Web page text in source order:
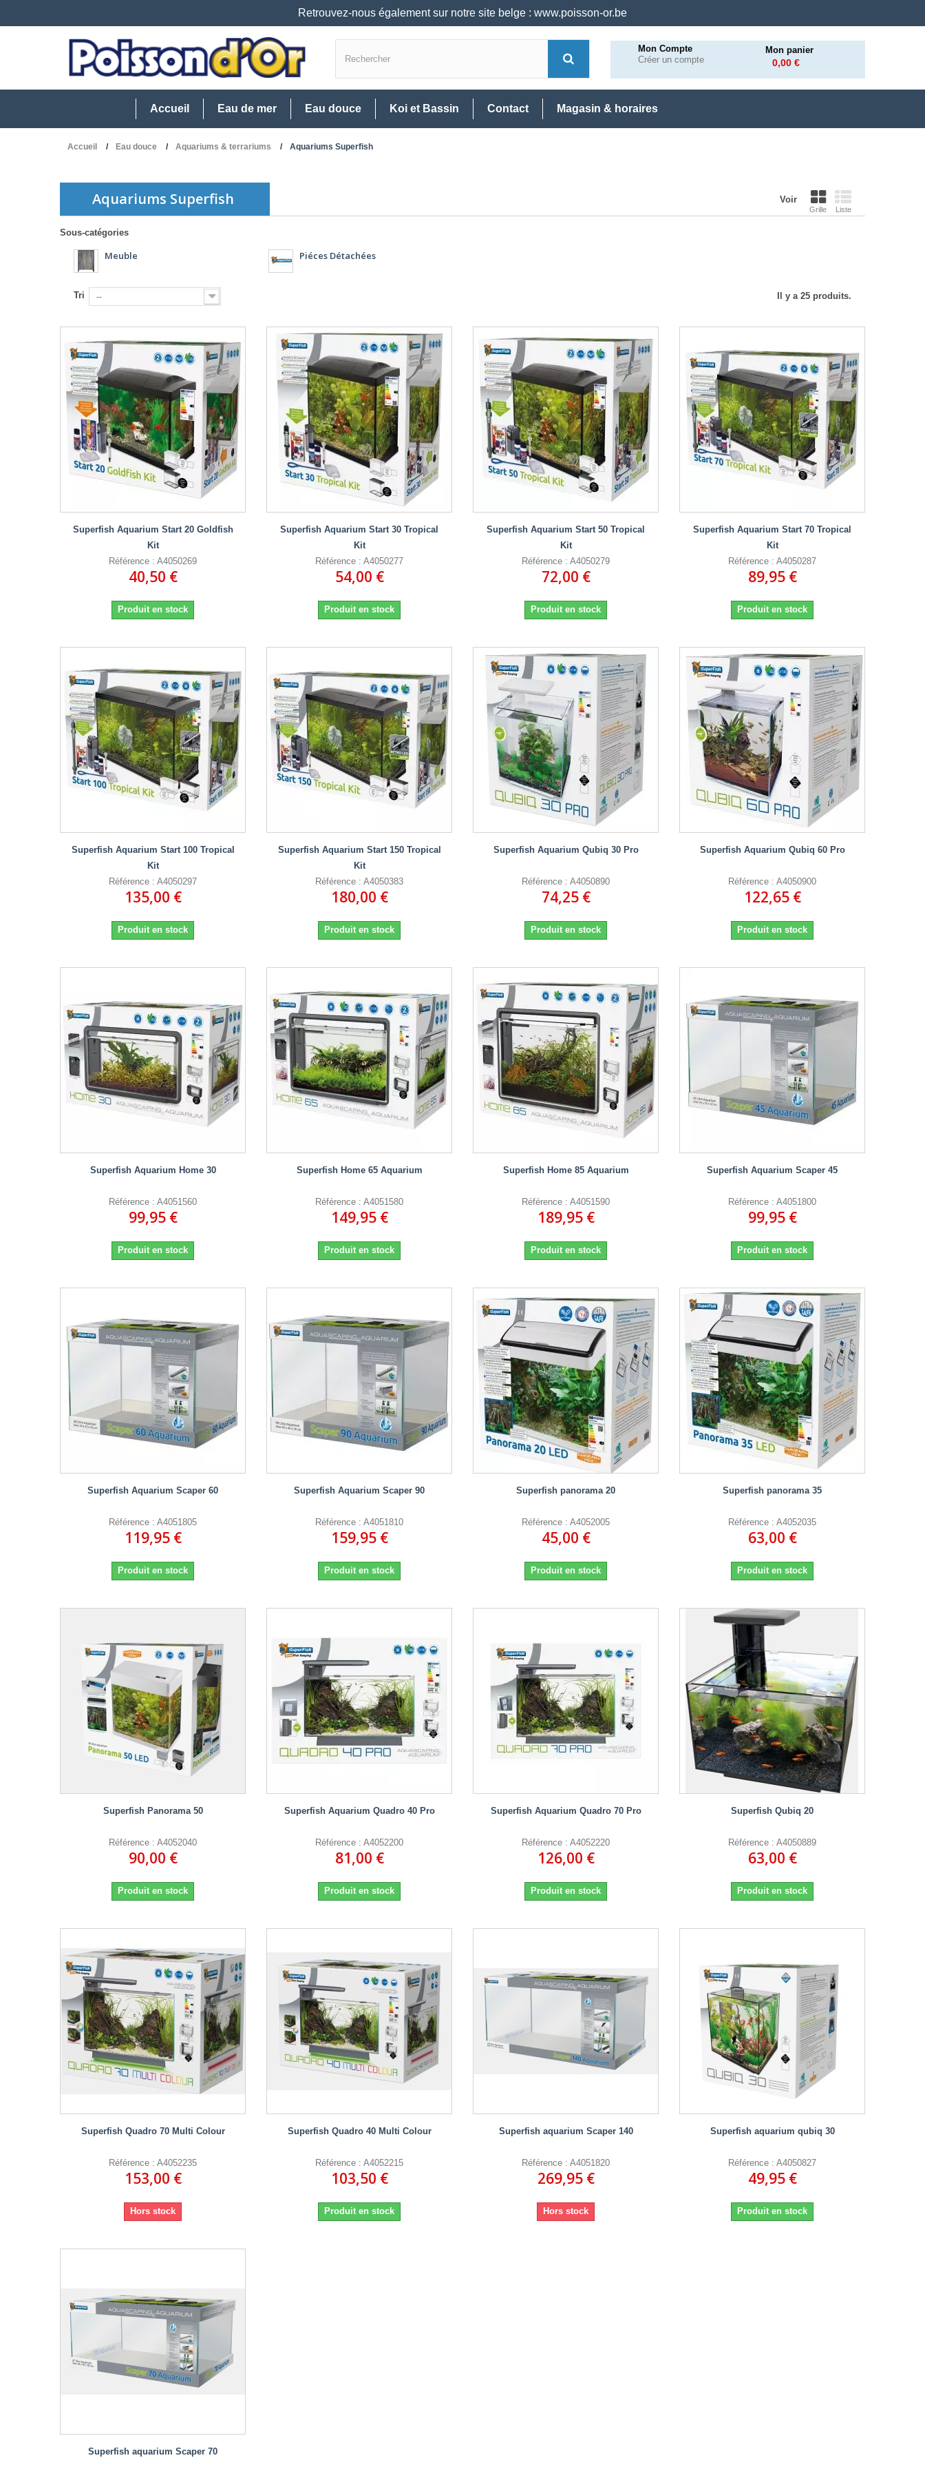
Retrouvez-nous également sur notre site belge : www.poisson-or.be
Mon Compte
Créer un compte
Mon panier
0,00 €
Accueil Eau de mer Eau douce Koi et Bassin Contact Magasin & horaires
Accueil Eau douce Aquariums & terrariums Aquariums Superfish
Aquariums Superfish Voir
Grille Liste
Sous-catégories
Meuble Piéces Détachées
Tri -- Il y a 25 produits.
Superfish Aquarium Start 20 Goldfish
Kit
Référence : A4050269
40,50 €
Produit en stock
Superfish Aquarium Start 30 Tropical
Kit
Référence : A4050277
54,00 €
Produit en stock
Superfish Aquarium Start 50 Tropical
Kit
Référence : A4050279
72,00 €
Produit en stock
Superfish Aquarium Start 70 Tropical
Kit
Référence : A4050287
89,95 €
Produit en stock
Superfish Aquarium Start 100 Tropical
Kit
Référence : A4050297
135,00 €
Produit en stock
Superfish Aquarium Start 150 Tropical
Kit
Référence : A4050383
180,00 €
Produit en stock
Superfish Aquarium Qubiq 30 Pro
Référence : A4050890
74,25 €
Produit en stock
Superfish Aquarium Qubiq 60 Pro
Référence : A4050900
122,65 €
Produit en stock
Superfish Aquarium Home 30
Référence : A4051560
99,95 €
Produit en stock
Superfish Home 65 Aquarium
Référence : A4051580
149,95 €
Produit en stock
Superfish Home 85 Aquarium
Référence : A4051590
189,95 €
Produit en stock
Superfish Aquarium Scaper 45
Référence : A4051800
99,95 €
Produit en stock
Superfish Aquarium Scaper 60
Référence : A4051805
119,95 €
Produit en stock
Superfish Aquarium Scaper 90
Référence : A4051810
159,95 €
Produit en stock
Superfish panorama 20
Référence : A4052005
45,00 €
Produit en stock
Superfish panorama 35
Référence : A4052035
63,00 €
Produit en stock
Superfish Panorama 50
Référence : A4052040
90,00 €
Produit en stock
Superfish Aquarium Quadro 40 Pro
Référence : A4052200
81,00 €
Produit en stock
Superfish Aquarium Quadro 70 Pro
Référence : A4052220
126,00 €
Produit en stock
Superfish Qubiq 20
Référence : A4050889
63,00 €
Produit en stock
Superfish Quadro 70 Multi Colour
Référence : A4052235
153,00 €
Hors stock
Superfish Quadro 40 Multi Colour
Référence : A4052215
103,50 €
Produit en stock
Superfish aquarium Scaper 140
Référence : A4051820
269,95 €
Hors stock
Superfish aquarium qubiq 30
Référence : A4050827
49,95 €
Produit en stock
Superfish aquarium Scaper 70